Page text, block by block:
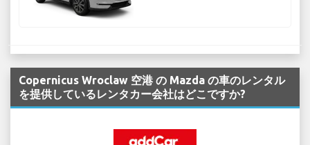
Copernicus Wroclaw 空港 の Mazda の車のレンタル
を提供しているレンタカー会社はどこですか?